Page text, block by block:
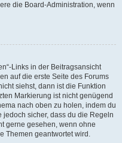
die Board-Administration, wenn
Links in der Beitragsansicht
auf die erste Seite des Forums
siehst, dann ist die Funktion
Markierung ist nicht genügend
nach oben zu holen, indem du
jedoch sicher, dass du die Regeln
gerne gesehen, wenn ohne
Themen geantwortet wird.